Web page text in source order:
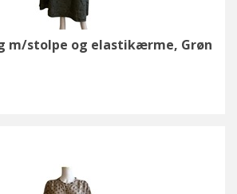
m/stolpe og elastikærme, Grøn